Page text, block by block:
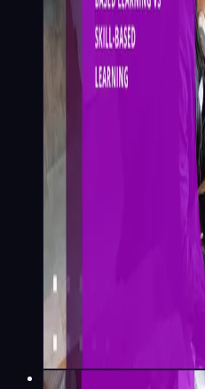
Emily Gomes
Recursos Humanos